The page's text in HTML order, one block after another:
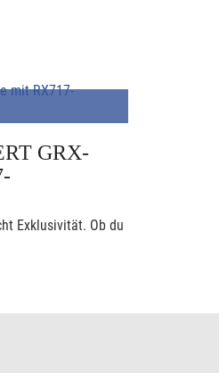
GRX-
Exklusivität. Ob du